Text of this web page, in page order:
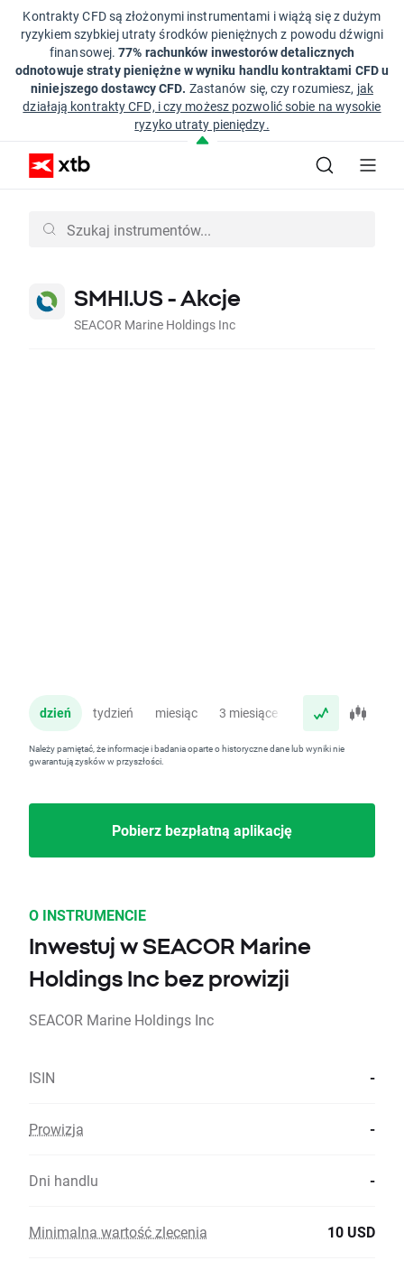
Kontrakty CFD są złożonymi instrumentami i wiążą się z dużym
ryzykiem szybkiej utraty środków pieniężnych z powodu dźwigni
finansowej.77% rachunków inwestorów detalicznych
odnotowuje straty pieniężne w wyniku handlu kontraktami CFD u
niniejszego dostawcy CFD. Zastanów się, czy rozumiesz, jak
działają kontrakty CFD, i czy możesz pozwolić sobie na wysokie
ryzyko utraty pieniędzy.
SMHI.US - Akcje
SEACOR Marine Holdings Inc
dzień tydzień miesiąc 3 miesiące rok
Należy pamiętać, że informacje i badania oparte o historyczne dane lub wyniki nie
gwarantują zysków w przyszłości.
Pobierz bezpłatną aplikację
O INSTRUMENCIE
Inwestuj w SEACOR Marine
Holdings Inc bez prowizji
SEACOR Marine Holdings Inc
ISIN -
Prowizja -
Dni handlu -
Minimalna wartość zlecenia 10 USD